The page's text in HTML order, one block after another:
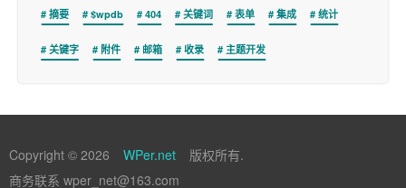
摘要 $wpdb 404 关键词 表单 集成 统计
关键字 附件 邮箱 收录 主题开发
Copyright © 2026 WPer.net
版权所有.
商务联系 wper_net@163.com